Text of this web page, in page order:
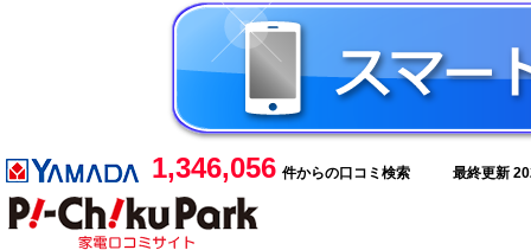
1,346,056 件からの口コミ検索 最終更新